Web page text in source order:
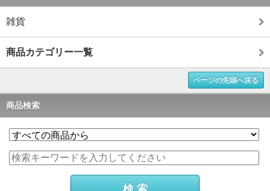
雑貨
商品カテゴリー一覧
ページの先頭へ戻る
商品検索